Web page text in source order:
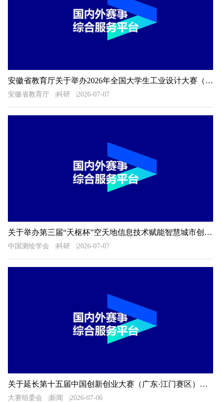
安徽省教育厅关于举办2026年全国大学生工业设计大赛（安徽赛区）的通知
安徽省教育厅 科研 2026-07-07
关于举办第三届“天枢杯”空天地信息技术赋能智慧城市创新应用大赛的通知
中国测绘学会 科研 2026-07-07
关于延长第十五届中国创新创业大赛（广东·江门赛区）暨2026年江门市“科技杯”创新创业大赛报名时间的通知
大赛组委会 新闻 2026-07-06